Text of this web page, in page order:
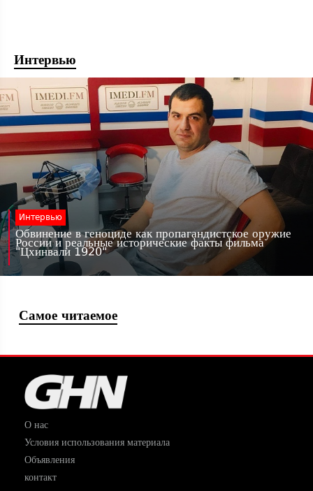
Интервью
Интервью
Обвинение в геноциде как пропагандистское оружие
России и реальные исторические факты фильма
"Цхинвали 1920"
Самое читаемое
О нас
Условия использования материала
Объявления
контакт